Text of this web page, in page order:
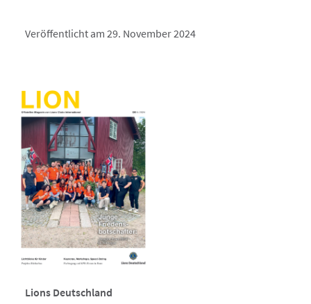
Veröffentlicht am 29. November 2024
Lions Deutschland